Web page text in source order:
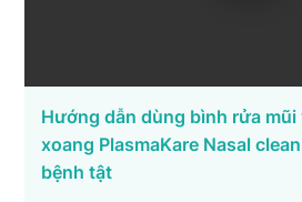
Hướng dẫn dùng bình rửa mũi
xoang PlasmaKare Nasal
bệnh tật